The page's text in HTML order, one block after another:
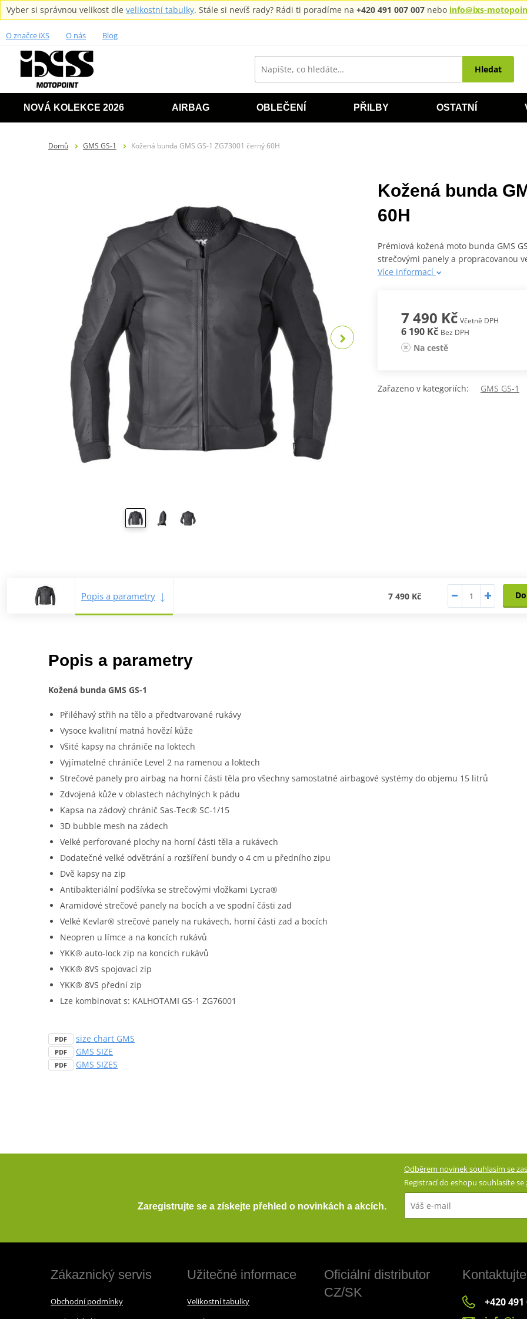
Vyber si správnou velikost dle velikostní tabulky. Stále si nevíš rady? Rádi ti poradíme na +420 491 007 007 nebo info@ixs-
O značce iXS O nás Blog
Hledat
NOVÁ KOLEKCE 2026 AIRBAG OBLEČENÍ PŘILBY OSTATNÍ
Domů GMS GS-1 Kožená bunda GMS GS-1 ZG73001 černý 60H
Kožená bunda
60H
Prémiová kožená moto bunda GMS
strečovými panely a propracovanou
Více informací
7 490 Kč Včetně DPH
6 190 Kč Bez DPH
Na cestě
Zařazeno v kategoriích: GMS GS-1
Popis a parametry 7 490 Kč
Popis a parametry
Kožená bunda GMS GS-1
Přiléhavý střih na tělo a předtvarované rukávy
Vysoce kvalitní matná hovězí kůže
Všité kapsy na chrániče na loktech
Vyjímatelné chrániče Level 2 na ramenou a loktech
Strečové panely pro airbag na horní části těla pro všechny samostatné airbagové systémy do objemu 15 litrů
Zdvojená kůže v oblastech náchylných k pádu
Kapsa na zádový chránič Sas-Tec® SC-1/15
3D bubble mesh na zádech
Velké perforované plochy na horní části těla a rukávech
Dodatečné velké odvětrání a rozšíření bundy o 4 cm u předního zipu
Dvě kapsy na zip
Antibakteriální podšívka se strečovými vložkami Lycra®
Aramidové strečové panely na bocích a ve spodní části zad
Velké Kevlar® strečové panely na rukávech, horní části zad a bocích
Neopren u límce a na koncích rukávů
YKK® auto-lock zip na koncích rukávů
YKK® 8VS spojovací zip
YKK® 8VS přední zip
Lze kombinovat s: KALHOTAMI GS-1 ZG76001
PDF size chart GMS
PDF GMS SIZE
PDF GMS SIZES
Zaregistrujte se a získejte přehled o novinkách a akcích.
Odběrem novinek souhlasím se
Registrací do eshopu souhlasíte se
Zákaznický servis
Obchodní podmínky
Užitečné informace
Velikostní tabulky
Oficiální distributor
CZ/SK
+420 491